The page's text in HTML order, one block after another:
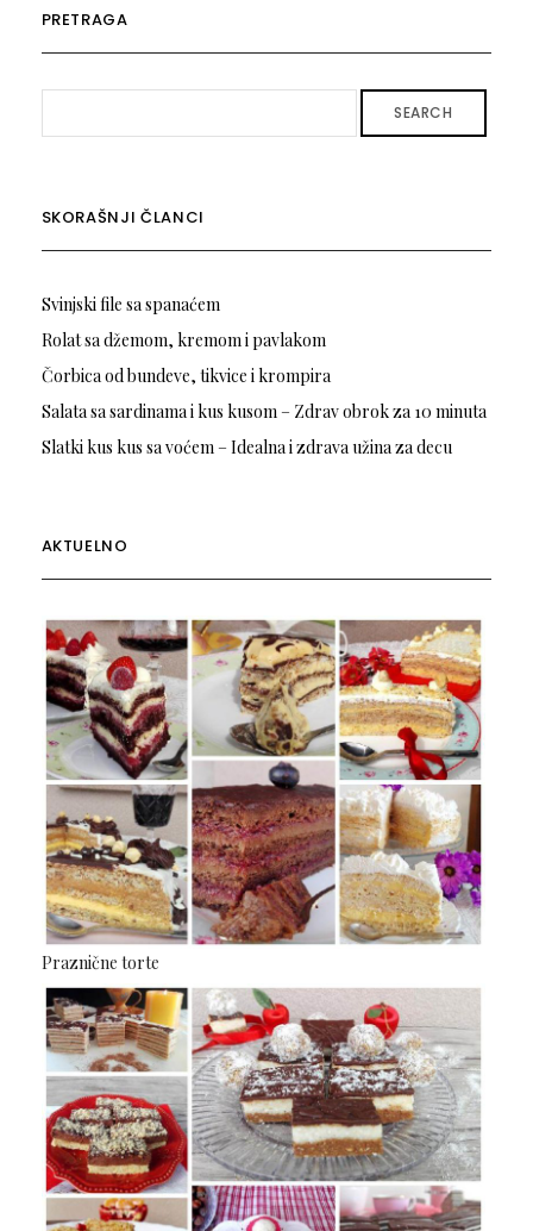
PRETRAGA
SEARCH
SKORAŠNJI ČLANCI
Svinjski file sa spanaćem
Rolat sa džemom, kremom i pavlakom
Čorbica od bundeve, tikvice i krompira
Salata sa sardinama i kus kusom – Zdrav obrok za 10 minuta
Slatki kus kus sa voćem – Idealna i zdrava užina za decu
AKTUELNO
Praznične torte